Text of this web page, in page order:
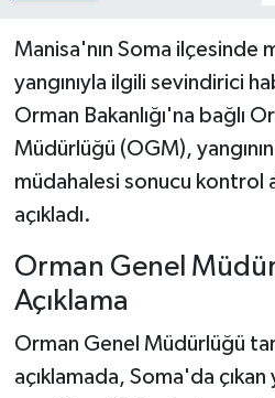
Manisa'nın Soma ilçesinde
yangınıyla ilgili sevindirici
Orman Bakanlığı'na bağlı
Müdürlüğü (OGM),
müdahalesi sonucu kontrol
açıkladı.
Orman Genel
Açıklama
Orman Genel Müdürlüğü
açıklamada, Soma'da çıkan